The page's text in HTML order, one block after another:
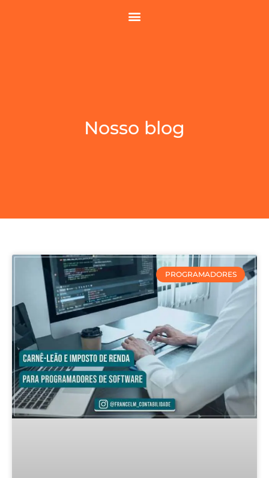
Nosso blog
PROGRAMADORES